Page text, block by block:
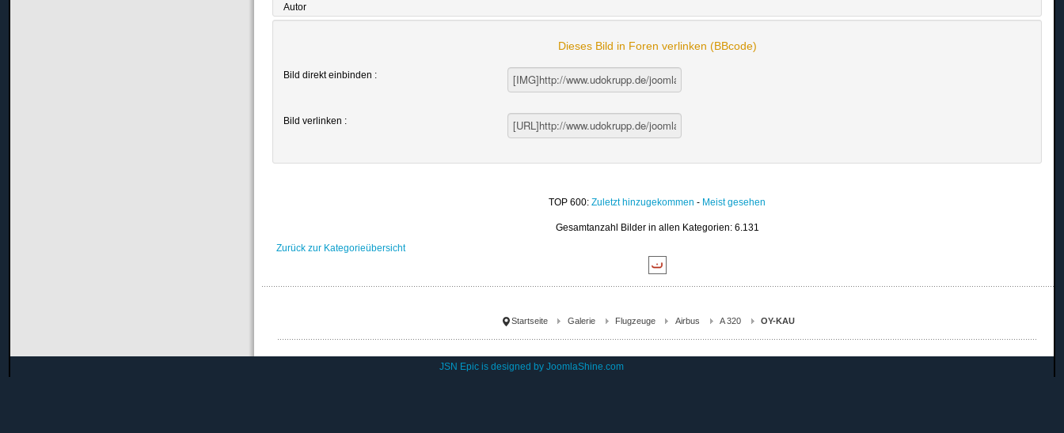
Autor
Dieses Bild in Foren verlinken (BBcode)
Bild direkt einbinden :
Bild verlinken :
TOP 600:Zuletzt hinzugekommen - Meist gesehen
Gesamtanzahl Bilder in allen Kategorien: 6.131
Zurück zur Kategorieübersicht
Startseite Galerie Flugzeuge Airbus A 320 OY-KAU
JSN Epic is designed byJoomlaShine.com